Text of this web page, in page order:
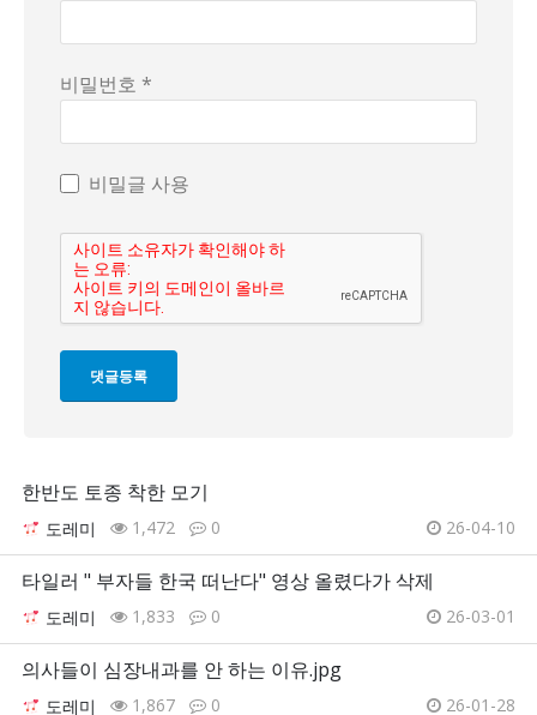
비밀번호 *
비밀글 사용
한반도 토종 착한 모기
도레미 1,472 0 26-04-10
타일러 " 부자들 한국 떠난다" 영상 올렸다가 삭제
도레미 1,833 0 26-03-01
의사들이 심장내과를 안 하는 이유.jpg
도레미 1,867 0 26-01-28